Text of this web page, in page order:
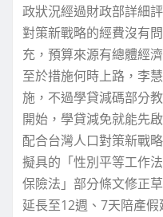
政狀況經過財政部詳細
對策新戰略的經費沒有
充，預算來源有總體經
至於措施何時上路，李
施，不過學貸減碼部分
開始，學貸減免就能先
配合台灣人口對策新戰
擬具的「性別平等工作
保險法」部分條文修正
延長至12週、7天陪產